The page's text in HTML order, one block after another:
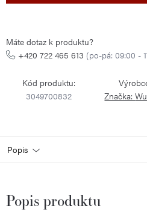
Máte dotaz k produktu?
+420 722 465 613 (po-pá: 09:00 -
Kód produktu:
3049700832
Značka:
Popis
Popis produktu